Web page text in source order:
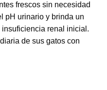
frescos sin necesidad
pH urinario y brinda un
renal inicial.
de sus gatos con